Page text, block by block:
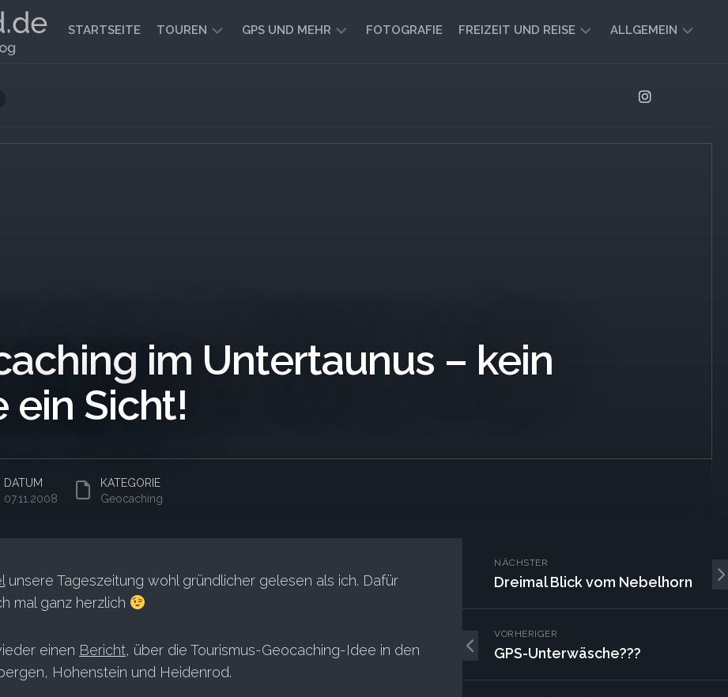
STARTSEITE TOUREN GPS UND MEHR
GEOCACHING
FOTOGRAFIE FREIZEIT UND REISE
REISEBERICHTE
ALLGEMEIN
im Untertaunus – kein
ein Sicht!
DATUM
07.11.2008
KATEGORIE
Geocaching
unsere Tageszeitung wohl gründlicher gelesen als ich. Dafür
mal ganz herzlich
einen Bericht, über die Tourismus-Geocaching-Idee in den
Hohenstein und Heidenrod.
NÄCHSTER
Dreimal Blick vom Nebelhorn
VORHERIGER
GPS-Unterwäsche???